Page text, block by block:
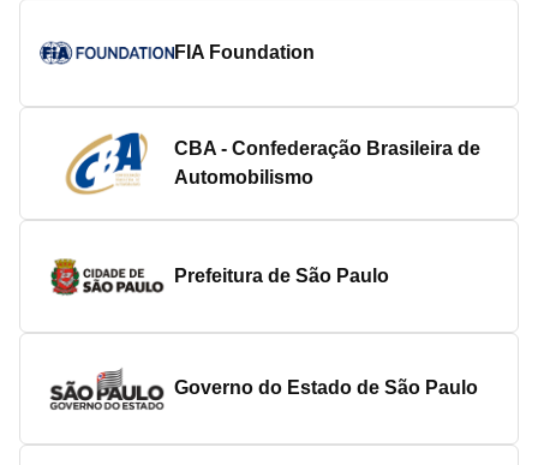
FIA Foundation
CBA - Confederação Brasileira de
Automobilismo
Prefeitura de São Paulo
Governo do Estado de São Paulo